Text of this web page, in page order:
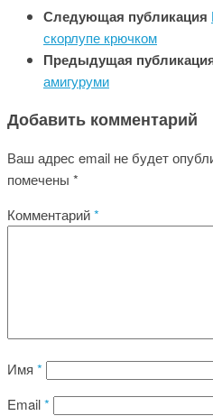
Следующая публикация
скорлупе крючком
Предыдущая
амигуруми
Добавить комментарий
Ваш адрес email не будет
помечены *
Комментарий*
Имя *
Email*